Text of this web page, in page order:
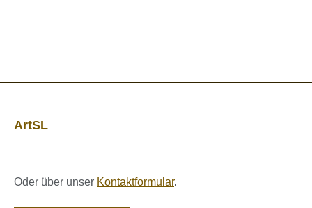
ArtSL
Oder über unser Kontaktformular.